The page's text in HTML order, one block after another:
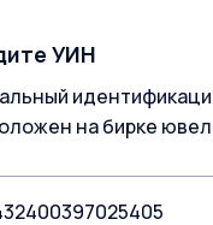
УИН
на бирке